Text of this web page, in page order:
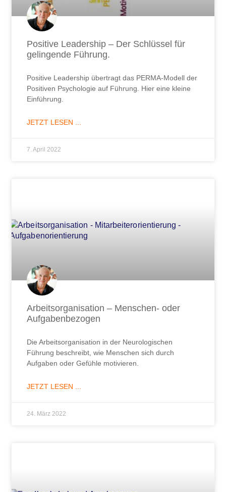
Positive Leadership – Der Schlüssel für
gelingende Führung.
Positive Leadership übertragt das PERMA-Modell der
Positiven Psychologie auf Führung. Hier eine kleine
Einführung.
JETZT LESEN ...
7. April 2022
Arbeitsorganisation – Menschen- oder
Aufgabenbezogen
Die Arbeitsorganisation in der Neurologischen
Führung beschreibt, wie Menschen sich durch
Aufgaben oder Gefühle motivieren.
JETZT LESEN ...
24. März 2022